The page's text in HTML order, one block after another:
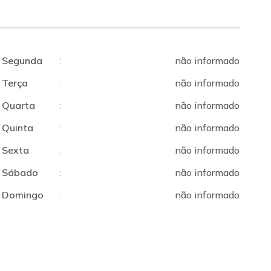
Segunda :
não informado
Terça
:
não informado
Quarta
:
não informado
Quinta
:
não informado
Sexta
:
não informado
Sábado
:
não informado
Domingo
: não informado